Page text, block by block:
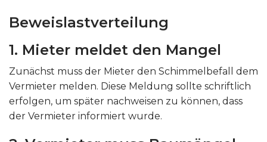
Beweislastverteilung
1. Mieter meldet den Mangel
Zunächst muss der Mieter den Schimmelbefall dem
Vermieter melden. Diese Meldung sollte schriftlich
erfolgen, um später nachweisen zu können, dass
der Vermieter informiert wurde.